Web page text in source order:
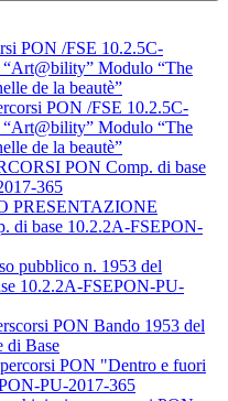
PON /FSE 10.2.5C-
Modulo “The
de la beautè”
PON /FSE 10.2.5C-
Modulo “The
de la beautè”
PON Comp. di base
365
PRESENTAZIONE
di base 10.2.2A-FSEPON-
pubblico n. 1953 del
10.2.2A-FSEPON-PU-
PON Bando 1953 del
di Base
PON "Dentro e fuori
PU-2017-365